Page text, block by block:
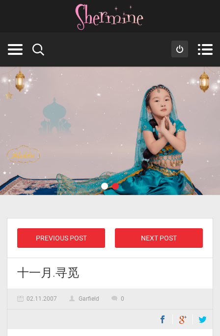
PREVIOUS POST NEXT POST
十一月.寻觅
02.11.2007 Garfield 0